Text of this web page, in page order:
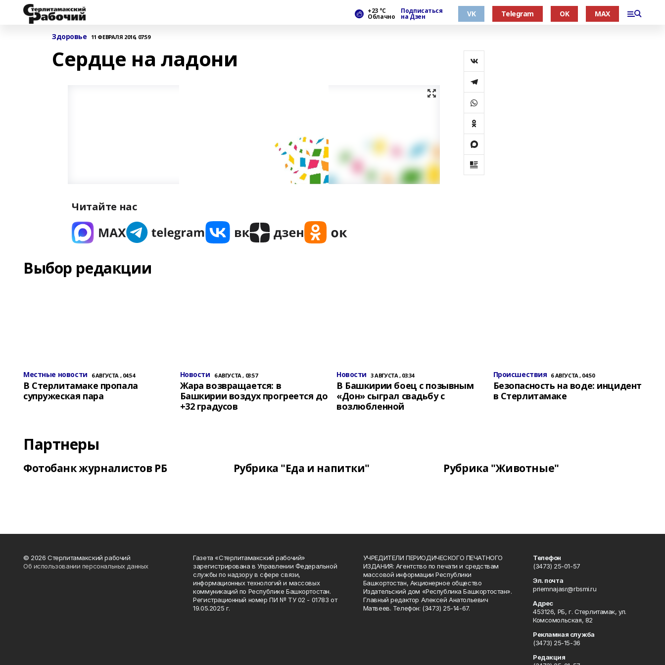
+23 °С
Облачно
Подписаться
на Дзен VK Telegram OK MAX
Здоровье 11 ФЕВРАЛЯ 2016, 07:59
Сердце на ладони
Читайте нас
Выбор редакции
Местные новости 6 АВГУСТА , 04:54
В Стерлитамаке пропала
супружеская пара
Новости 6 АВГУСТА , 03:57
Жара возвращается: в
Башкирии воздух прогреется до
+32 градусов
Новости 3 АВГУСТА , 03:34
В Башкирии боец с позывным
«Дон» сыграл свадьбу с
возлюбленной
Происшествия 6 АВГУСТА , 04:50
Безопасность на воде: инцидент
в Стерлитамаке
Партнеры
Фотобанк журналистов РБ Рубрика "Еда и напитки" Рубрика "Животные"
© 2026 Стерлитамакский рабочий
Об использовании персональных данных
Газета «Стерлитамакский рабочий»
зарегистрирована в Управлении Федеральной
службы по надзору в сфере связи,
информационных технологий и массовых
коммуникаций по Республике Башкортостан.
Регистрационный номер ПИ № ТУ 02 - 01783 от
19.05.2025 г.
УЧРЕДИТЕЛИ ПЕРИОДИЧЕСКОГО ПЕЧАТНОГО
ИЗДАНИЯ: Агентство по печати и средствам
массовой информации Республики
Башкортостан, Акционерное общество
Издательский дом «Республика Башкортостан».
Главный редактор Алексей Анатольевич
Матвеев. Телефон: (3473) 25-14-67.
Телефон
(3473) 25-01-57
Эл. почта
priemnajasr@rbsmi.ru
Адрес
453126, РБ, г. Стерлитамак, ул.
Комсомольская, 82
Рекламная служба
(3473) 25-15-36
Редакция